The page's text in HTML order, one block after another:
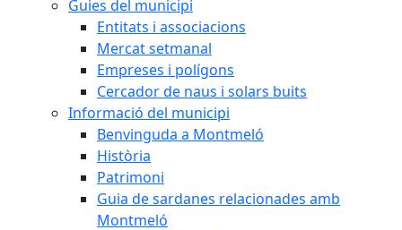
Guies del municipi
Entitats i associacions
Mercat setmanal
Empreses i polígons
Cercador de naus i solars buits
Informació del municipi
Benvinguda a Montmeló
Història
Patrimoni
Guia de sardanes relacionades amb
Montmeló